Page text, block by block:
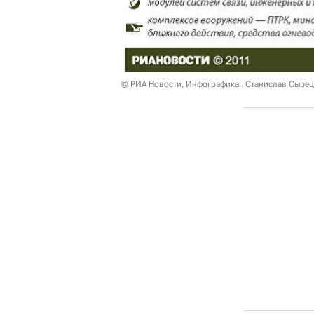
© РИА Новости, Инфографика . Станислав